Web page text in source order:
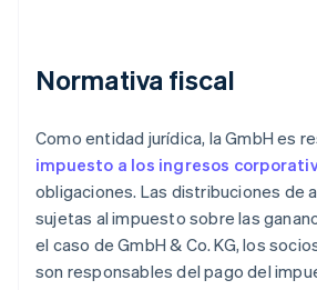
Normativa fiscal
Como entidad jurídica, la GmbH es
impuesto a los ingresos
obligaciones. Las distribuciones de
sujetas al impuesto sobre las
el caso de GmbH & Co. KG, los
son responsables del pago del